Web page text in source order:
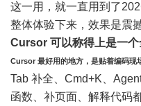
这一用，就一直用到了
整体体验下来，效果是震
Cursor 可以称得上是一个
Cursor 最好用的地方，是贴着编码现
Tab 补全、Cmd+K、
函数、补页面、解释代码